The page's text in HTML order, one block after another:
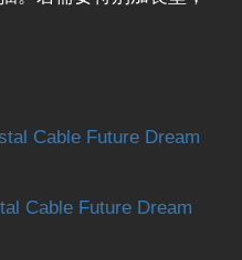
Cable Future Dream
Cable Future Dream